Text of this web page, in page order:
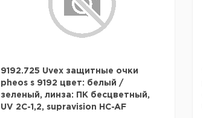
9192.725 Uvex защитные очки
pheos s 9192 цвет: белый /
зеленый, линза: ПК бесцветный,
UV 2C-1,2, supravision HC-AF